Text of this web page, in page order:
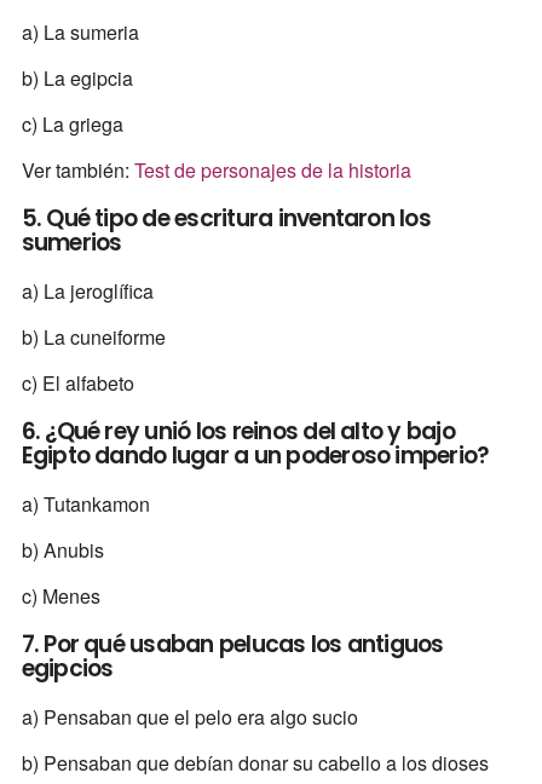
a) La sumeria
b) La egipcia
c) La griega
Ver también: Test de personajes de la historia
5. Qué tipo de escritura inventaron los
sumerios
a) La jeroglífica
b) La cuneiforme
c) El alfabeto
6. ¿Qué rey unió los reinos del alto y bajo
Egipto dando lugar a un poderoso imperio?
a) Tutankamon
b) Anubis
c) Menes
7. Por qué usaban pelucas los antiguos
egipcios
a) Pensaban que el pelo era algo sucio
b) Pensaban que debían donar su cabello a los dioses